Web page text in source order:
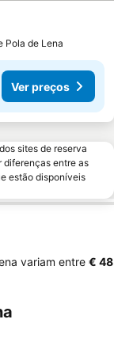
Pola de Lena
Ver preços
sites de reserva
diferenças entre as
estão disponíveis
variam entre ‎€ 48